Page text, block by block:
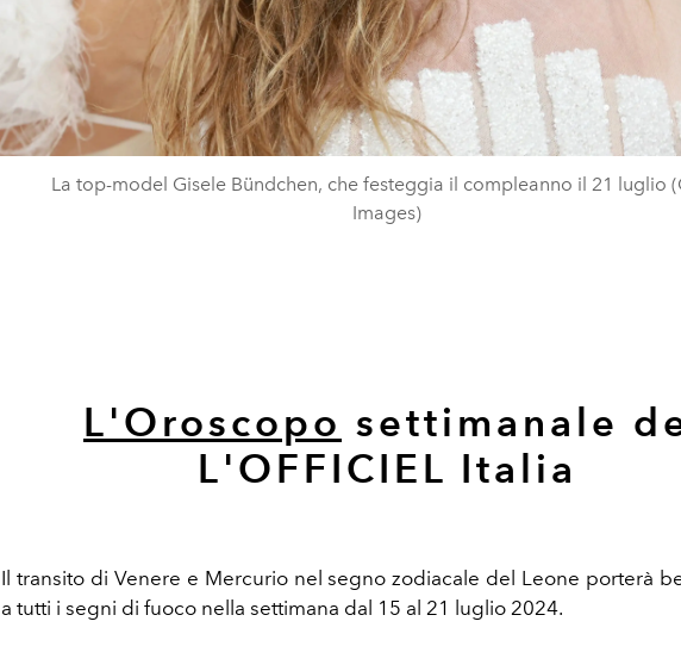
La top-model Gisele Bündchen, che festeggia il compleanno il 21 luglio
Images)
L'Oroscopo settimanale
L'OFFICIEL Italia
Il transito di Venere e Mercurio nel segno zodiacale del Leone porterà
a tutti i segni di fuoco nella settimana dal 15 al 21 luglio 2024.